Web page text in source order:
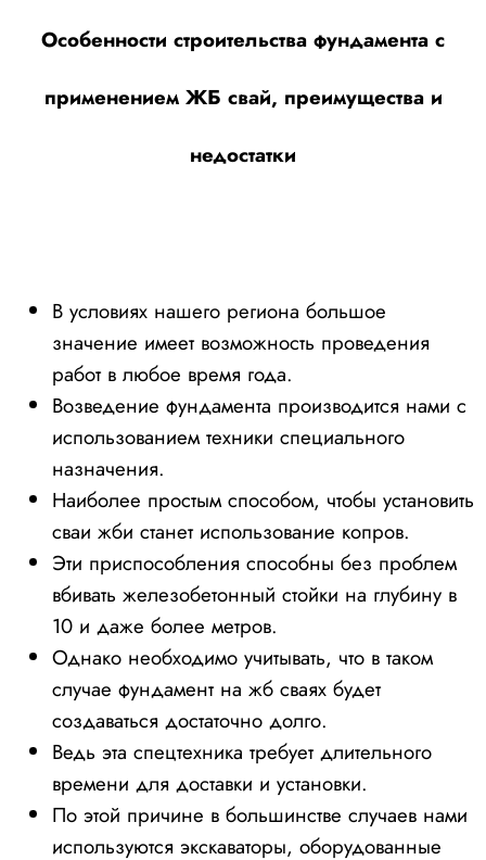
Особенности строительства фундамента с
применением ЖБ свай, преимущества и
недостатки
В условиях нашего региона большое
значение имеет возможность проведения
работ в любое время года.
Возведение фундамента производится нами с
использованием техники специального
назначения.
Наиболее простым способом, чтобы установить
сваи жби станет использование копров.
Эти приспособления способны без проблем
вбивать железобетонный стойки на глубину в
10 и даже более метров.
Однако необходимо учитывать, что в таком
случае фундамент на жб сваях будет
создаваться достаточно долго.
Ведь эта спецтехника требует длительного
времени для доставки и установки.
По этой причине в большинстве случаев нами
используются экскаваторы, оборудованные